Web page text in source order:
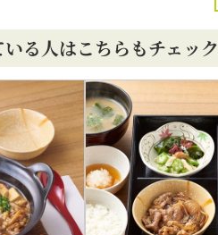
る人はこちらもチェック